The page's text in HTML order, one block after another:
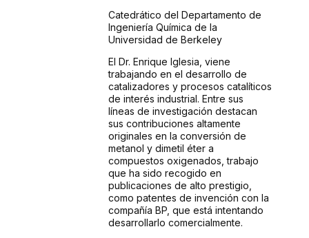
Catedrático del Departamento de
Ingeniería Química de la
Universidad de Berkeley
El Dr. Enrique Iglesia, viene
trabajando en el desarrollo de
catalizadores y procesos catalíticos
de interés industrial. Entre sus
líneas de investigación destacan
sus contribuciones altamente
originales en la conversión de
metanol y dimetil éter a
compuestos oxigenados, trabajo
que ha sido recogido en
publicaciones de alto prestigio,
como patentes de invención con la
compañía BP, que está intentando
desarrollarlo comercialmente.